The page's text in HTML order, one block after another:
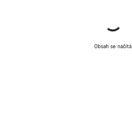
Obsah se načítá
odpovědět na vaše dotazy.